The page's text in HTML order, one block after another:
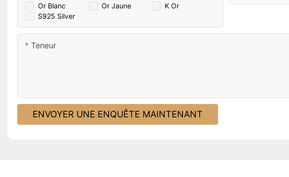
Or Blanc Or Jaune
K Or
S925 Silver
Teneur
ENVOYER UNE ENQUÊTE MAINTENANT